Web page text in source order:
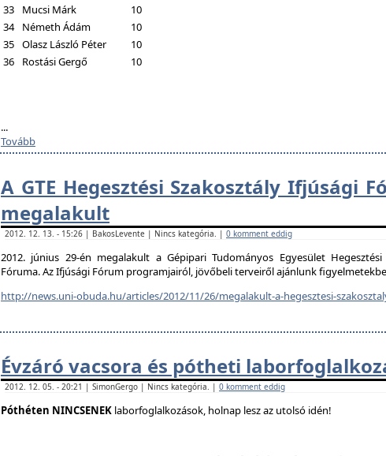
33
Mucsi Márk
10
34
Németh Ádám
10
35 Olasz László Péter
10
36
Rostási Gergő 10
...
Tovább
A GTE Hegesztési Szakosztály Ifjúsági
megalakult
2012. 12. 13. - 15:26 | BakosLevente | Nincs kategória. | 0 komment eddig
2012. június 29-én megalakult a Gépipari Tudományos Egyesület Hegesztési
Fóruma. Az Ifjúsági Fórum programjairól, jövőbeli terveiről ajánlunk
http://news.uni-obuda.hu/articles/2012/11/26/megalakult-a-hegesztesi-
Évzáró vacsora és pótheti
2012. 12. 05. - 20:21 | SimonGergo | Nincs kategória. | 0 komment eddig
Póthéten NINCSENEK laborfoglalkozások, holnap lesz az utolsó idén!